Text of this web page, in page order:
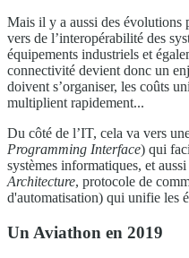
Mais il y a aussi des évolutions
vers de l’interopérabilité des
équipements industriels et
connectivité devient donc un
doivent s’organiser, les coûts
multiplient rapidement...
Du côté de l’IT, cela va vers
Programming Interface) qui
systèmes informatiques, et
Architecture, protocole de
d'automatisation) qui unifie les
Un Aviathon en 2019